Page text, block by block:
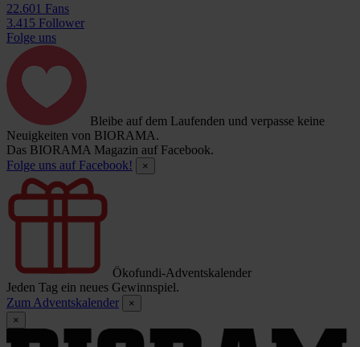
22.601 Fans
3.415 Follower
Folge uns
Bleibe auf dem Laufenden und verpasse keine
Neuigkeiten von BIORAMA.
Das BIORAMA Magazin auf Facebook.
Folge uns auf Facebook!
×
Ökofundi-Adventskalender
Jeden Tag ein neues Gewinnspiel.
Zum Adventskalender
×
×